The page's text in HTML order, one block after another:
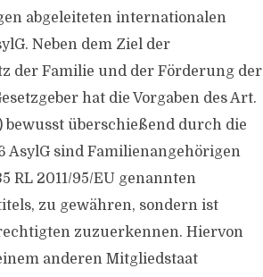
abgeleiteten internationalen
Neben dem Ziel der
der Familie und der Förderung der
hat die Vorgaben des Art.
bewusst überschießend durch die
AsylG sind Familienangehörigen
RL 2011/95/EU genannten
zu gewähren, sondern ist
zuzuerkennen. Hiervon
anderen Mitgliedstaat